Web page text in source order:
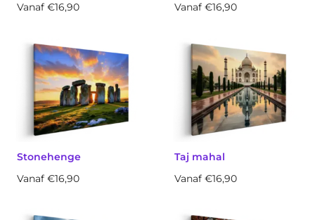
Vanaf €16,90
Vanaf €16,90
Stonehenge
Vanaf €16,90
Taj mahal
Vanaf €16,90